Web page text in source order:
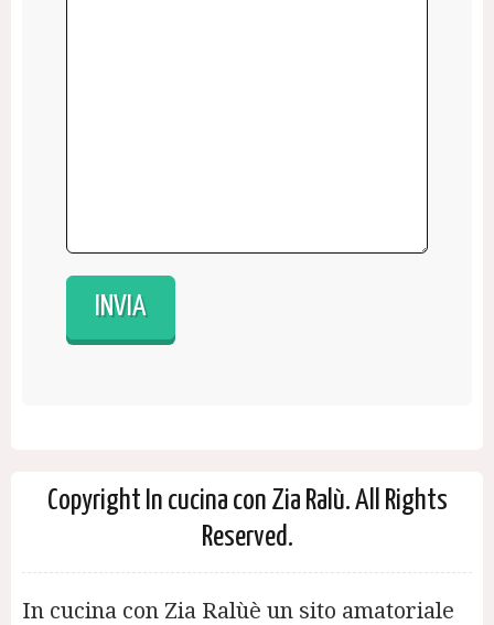
Copyright In cucina con Zia Ralù. All Rights
Reserved.
In cucina con Zia Ralùè un sito amatoriale